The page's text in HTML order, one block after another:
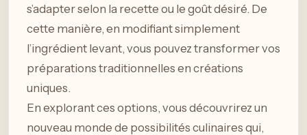
s’adapter selon la recette ou le goût désiré. De
cette manière, en modifiant simplement
l’ingrédient levant, vous pouvez transformer vos
préparations traditionnelles en créations
uniques.
En explorant ces options, vous découvrirez un
nouveau monde de possibilités culinaires qui,